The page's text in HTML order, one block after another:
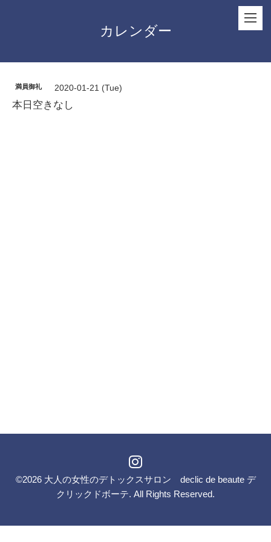
カレンダー
満員御礼 2020-01-21 (Tue)
本日空きなし
©2026 大人の女性のデトックスサロン declic de beaute デ
クリックドボーテ. All Rights Reserved.